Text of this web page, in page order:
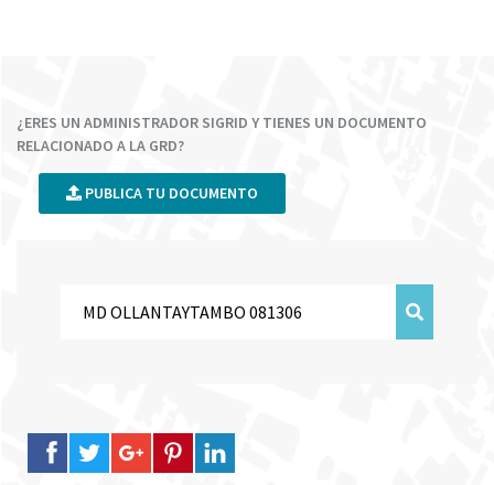
¿ERES UN ADMINISTRADOR SIGRID Y TIENES UN DOCUMENTO
RELACIONADO A LA GRD?
PUBLICA TU DOCUMENTO